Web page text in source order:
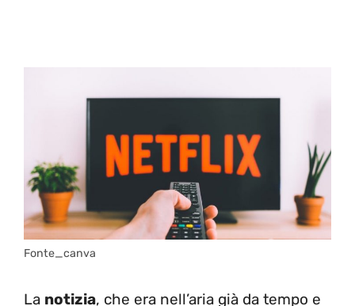
Fonte_canva
La notizia, che era nell’aria già da tempo e